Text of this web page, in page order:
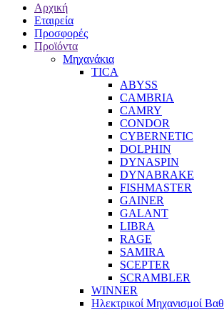
Αρχική
Εταιρεία
Προσφορές
Προϊόντα
Μηχανάκια
TICA
ABYSS
CAMBRIA
CAMRY
CONDOR
CYBERNETIC
DOLPHIN
DYNASPIN
DYNABRAKE
FISHMASTER
GAINER
GALANT
LIBRA
RAGE
SAMIRA
SCEPTER
SCRAMBLER
WINNER
Ηλεκτρικοί Μηχανισμοί